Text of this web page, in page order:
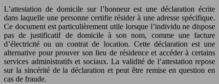
L’attestation de domicile sur l’honneur est une déclaration écrite
dans laquelle une personne certifie résider à une adresse spécifique.
Ce document est particulièrement utile lorsque l’individu ne dispose
pas de justificatif de domicile à son nom, comme une facture
d’électricité ou un contrat de location. Cette déclaration est une
alternative pour prouver son lieu de résidence et accéder à certains
services administratifs et sociaux. La validité de l’attestation repose
sur la sincérité de la déclaration et peut être remise en question en
cas de fraude.